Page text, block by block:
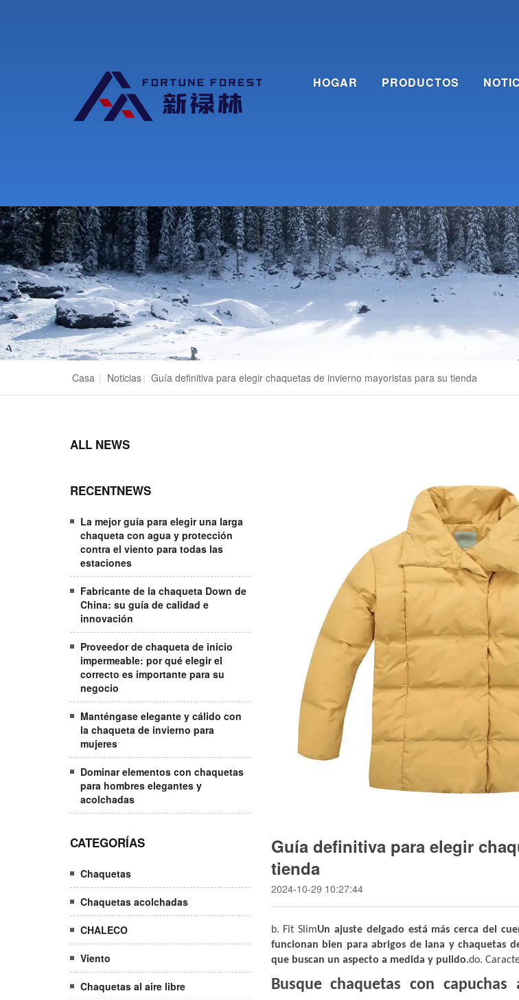
HOGAR PRODUCTOS
Casa | Noticias| Guía definitiva para elegir chaquetas de invierno mayoristas para su tienda
ALL NEWS
RECENTNEWS
La mejor guía para elegir una larga
chaqueta con agua y protección
contra el viento para todas las
estaciones
Fabricante de la chaqueta Down de
China: su guía de calidad e
innovación
Proveedor de chaqueta de inicio
impermeable: por qué elegir el
correcto es importante para su
negocio
Manténgase elegante y cálido con
la chaqueta de invierno para
mujeres
Dominar elementos con chaquetas
para hombres elegantes y
acolchadas
CATEGORÍAS
Chaquetas
Chaquetas acolchadas
CHALECO
Viento
Chaquetas al aire libre
Guía definitiva para elegir
tienda
2024-10-29 10:27:44